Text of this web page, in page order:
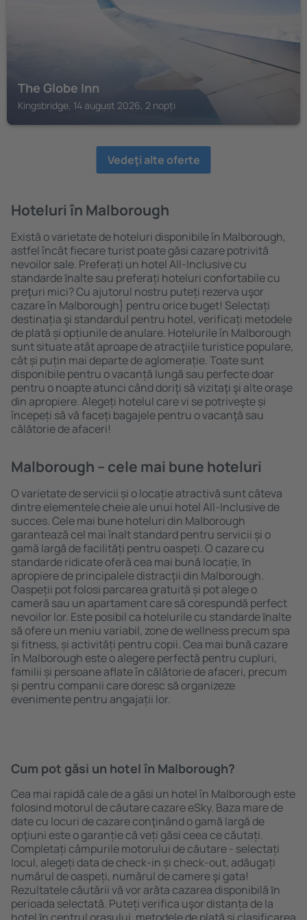
The Globe Inn
Kingsbridge, 14 august 2026, 2 nopți
Vedeţi alte oferte
Hoteluri în Malborough
Există o varietate de hoteluri disponibile în Malborough,
astfel încât fiecare turist poate găsi cazare potrivită
nevoilor sale. Preferați un hotel All-Inclusive cu
standarde ȋnalte sau preferați hoteluri confortabile cu
preţuri mici? Cu ajutorul nostru puteți rezerva uşor
cazare în Malborough} pentru orice buget! Selectați
destinația şi standardul pentru hotel, verificați metodele
de plată și opțiunile de anulare. Hotelurile în Malborough
sunt situate atât aproape de atracţiile turistice populare,
cât și puțin mai departe de aglomerație. Toate sunt
disponibile pentru o vacanță lungă sau perfecte doar
pentru o noapte atunci când doriţi să vizitaţi şi alte oraşe
din apropiere. Alegeți hotelul care vi se potriveşte și
începeți să vă faceți bagajele pentru o vacanţă sau
călătorie de afaceri!
Malborough – cele mai bune hoteluri
O varietate de servicii și o locație atractivă sunt câteva
dintre elementele cheie ale unui hotel All-Inclusive de
succes. Cele mai bune hoteluri din Malborough
garantează cel mai înalt standard pentru servicii și o
gamă largă de facilități pentru oaspeți. O cazare cu
standarde ridicate oferă cea mai bună locație, ȋn
apropiere de principalele distracţii din Malborough.
Oaspeții pot folosi parcarea gratuită și pot alege o
cameră sau un apartament care să corespundă perfect
nevoilor lor. Este posibil ca hotelurile cu standarde ȋnalte
să ofere un meniu variabil, zone de wellness precum spa
și fitness, și activități pentru copii. Cea mai bună cazare
în Malborough este o alegere perfectă pentru cupluri,
familii și persoane aflate în călătorie de afaceri, precum
și pentru companii care doresc să organizeze
evenimente pentru angajații lor.
Cum pot găsi un hotel în Malborough?
Cea mai rapidă cale de a găsi un hotel în Malborough este
folosind motorul de căutare cazare eSky. Baza mare de
date cu locuri de cazare conţinând o gamă largă de
opţiuni este o garanție că veți găsi ceea ce căutați.
Completați câmpurile motorului de căutare - selectați
locul, alegeți data de check-in și check-out, adăugați
numărul de oaspeți, numărul de camere şi gata!
Rezultatele căutării vă vor arăta cazarea disponibilă ȋn
perioada selectată. Puteți verifica uşor distanța de la